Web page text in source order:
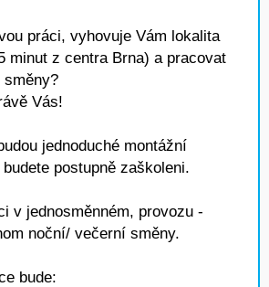
práci, vyhovuje Vám lokalita
minut z centra Brna) a pracovat
směny?
Vás!
jednoduché montážní
postupně zaškoleni.
v jednosměnném, provozu -
noční/ večerní směny.
bude: